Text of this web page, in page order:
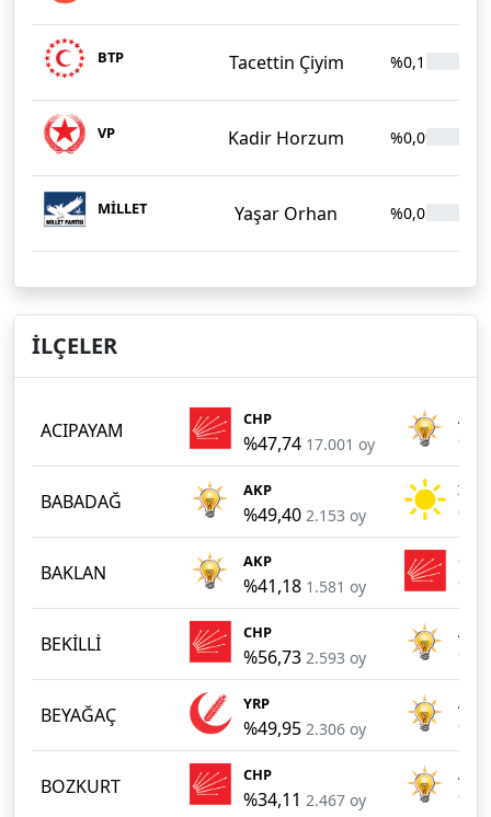
BTP Tacettin Çiyim %0,11
VP Kadir Horzum %0,09
MİLLET Yaşar Orhan %0,05
İLÇELER
ACIPAYAM CHP
%47,74 17.001 oy
AKP
BABADAĞ AKP
%49,40 2.153 oy
İYİ
BAKLAN AKP
%41,18 1.581 oy
CHP
BEKİLLİ CHP
%56,73 2.593 oy
AKP
BEYAĞAÇ YRP
%49,95 2.306 oy
AKP
BOZKURT CHP
%34,11 2.467 oy
AKP